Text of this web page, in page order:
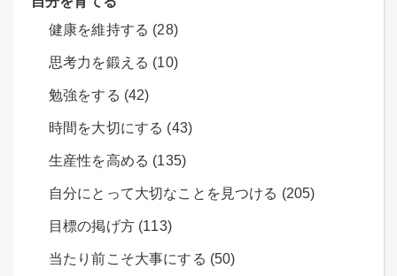
健康を維持する (28)
思考力を鍛える (10)
勉強をする (42)
時間を大切にする (43)
生産性を高める (135)
自分にとって大切なことを見つける (205)
目標の掲げ方 (113)
当たり前こそ大事にする (50)